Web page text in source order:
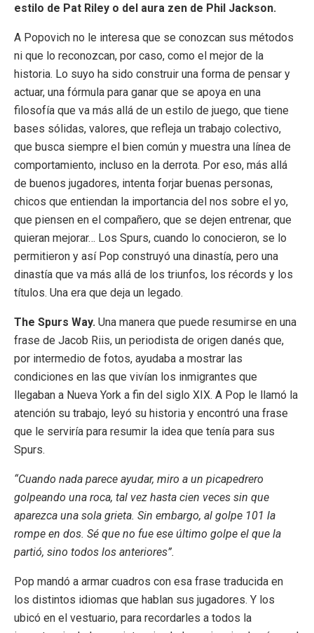
estilo de Pat Riley o del aura zen de Phil Jackson.
A Popovich no le interesa que se conozcan sus métodos
ni que lo reconozcan, por caso, como el mejor de la
historia. Lo suyo ha sido construir una forma de pensar y
actuar, una fórmula para ganar que se apoya en una
filosofía que va más allá de un estilo de juego, que tiene
bases sólidas, valores, que refleja un trabajo colectivo,
que busca siempre el bien común y muestra una línea de
comportamiento, incluso en la derrota. Por eso, más allá
de buenos jugadores, intenta forjar buenas personas,
chicos que entiendan la importancia del nos sobre el yo,
que piensen en el compañero, que se dejen entrenar, que
quieran mejorar… Los Spurs, cuando lo conocieron, se lo
permitieron y así Pop construyó una dinastía, pero una
dinastía que va más allá de los triunfos, los récords y los
títulos. Una era que deja un legado.
The Spurs Way. Una manera que puede resumirse en una
frase de Jacob Riis, un periodista de origen danés que,
por intermedio de fotos, ayudaba a mostrar las
condiciones en las que vivían los inmigrantes que
llegaban a Nueva York a fin del siglo XIX. A Pop le llamó la
atención su trabajo, leyó su historia y encontró una frase
que le serviría para resumir la idea que tenía para sus
Spurs.
“Cuando nada parece ayudar, miro a un picapedrero
golpeando una roca, tal vez hasta cien veces sin que
aparezca una sola grieta. Sin embargo, al golpe 101 la
rompe en dos. Sé que no fue ese último golpe el que la
partió, sino todos los anteriores”.
Pop mandó a armar cuadros con esa frase traducida en
los distintos idiomas que hablan sus jugadores. Y los
ubicó en el vestuario, para recordarles a todos la